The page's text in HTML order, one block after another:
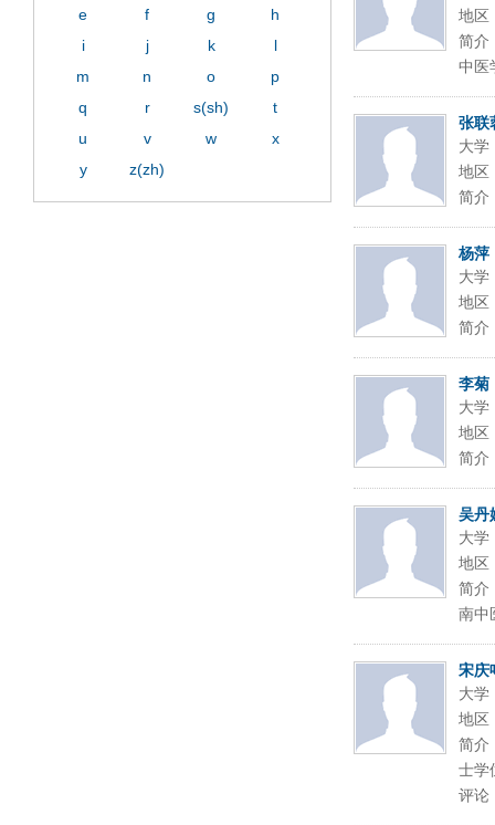
地区
简介
中医
张联
大学
地区
简介
杨萍
大学
地区
简介
李菊
大学
地区
简介
吴丹
大学
地区
简介
南中
宋庆
大学
地区
简介
士学
评论
e
f g
h
i
j k
l
m
n o
p
q
r s(sh)
t
u
v w
x
y
z(zh)